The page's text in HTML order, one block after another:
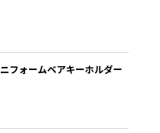
フォームベアキーホルダー